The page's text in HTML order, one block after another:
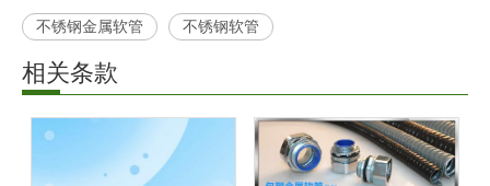
不锈钢金属软管 不锈钢软管
相关条款